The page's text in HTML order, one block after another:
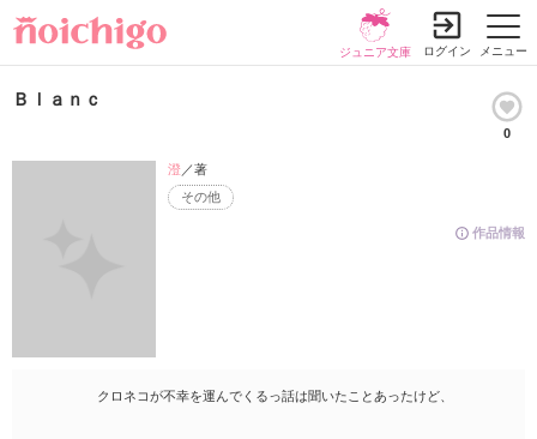
メニュー
ジュニア文庫 ログイン
Ｂｌａｎｃ
0
作品情報
その他
澄／著
クロネコが不幸を運んでくるっ話は聞いたことあったけど、